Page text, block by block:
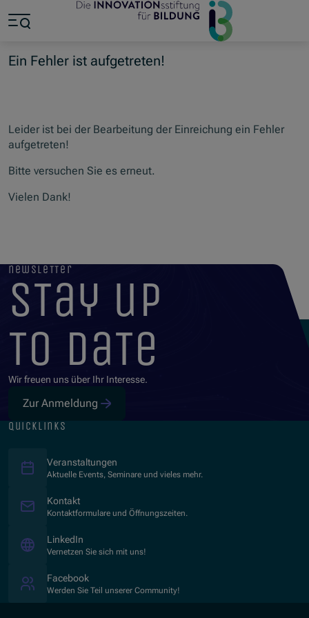
Zum Hauptinhalt springen
Zum Footer springen
Ein Fehler ist aufgetreten!
Leider ist bei der Bearbeitung der Einreichung ein Fehler
aufgetreten!
Bitte versuchen Sie es erneut.
Vielen Dank!
newsletter
stay up
to date
Wir freuen uns über Ihr Interesse.
Zur Anmeldung
quicklinks
Veranstaltungen
Aktuelle Events, Seminare und vieles mehr.
Kontakt
Kontaktformulare und Öffnungszeiten.
LinkedIn
Vernetzen Sie sich mit uns!
Facebook(Öffnet in neuem Fenster)
Werden Sie Teil unserer Community!